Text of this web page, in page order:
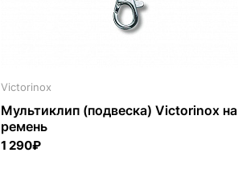
Victorinox
Мультиклип (подвеска) Victorinox на
ремень
1 290₽